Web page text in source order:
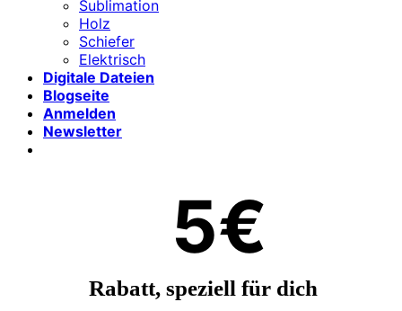
Sublimation
Holz
Schiefer
Elektrisch
Digitale Dateien
Blogseite
Anmelden
Newsletter
5€
Rabatt, speziell für dich